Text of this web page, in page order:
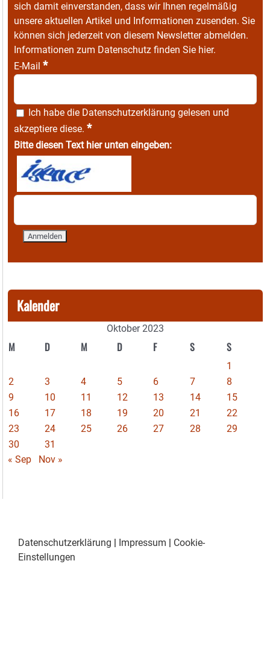
sich damit einverstanden, dass wir Ihnen regelmäßig
unsere aktuellen Artikel und Informationen zusenden. Sie
können sich jederzeit von diesem Newsletter abmelden.
Informationen zum Datenschutz finden Sie hier.
E-Mail *
Ich habe die Datenschutzerklärung gelesen und
akzeptiere diese. *
Bitte diesen Text hier unten eingeben:
Kalender
Oktober 2023
M D M D F S S
1
2
3 4 5 6 7
8
9
10 11 12 13 14
15
16
17 18 19 20 21
22
23
24 25 26 27 28
29
30
31
« Sep
Nov »
Datenschutzerklärung | Impressum | Cookie-
Einstellungen